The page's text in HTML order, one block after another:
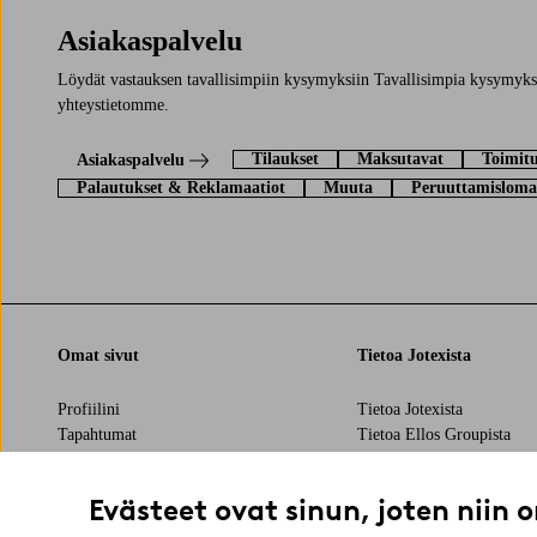
Evästeet ovat sinun, joten niin
Asiakaspalvelu
Löydät vastauksen tavallisimpiin kysymyksiin Tavallisimpia
yhteystietomme.
Asiakaspalvelu Tilaukset Maksutavat
Palautukset & Reklamaatiot
Muuta
Omat sivut
Profiilini
Tapahtumat
Tietoa Jotexista
Tietoa Jotexista
Tietoa Ellos Groupista
Saavutettavuusseloste